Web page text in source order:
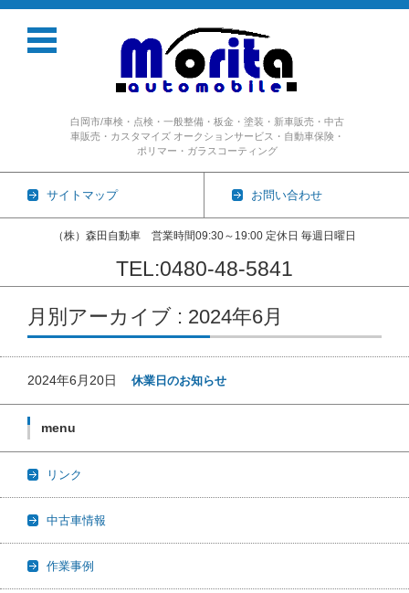
白岡市/車検・点検・一般整備・板金・塗装・新車販売・中古
車販売・カスタマイズ オークションサービス・自動車保険・
ポリマー・ガラスコーティング
サイトマップ お問い合わせ
（株）森田自動車 営業時間09:30～19:00 定休日 毎週日曜日
TEL:0480-48-5841
コンテンツに移動
月別アーカイブ : 2024年6月
2024年6月20日 休業日のお知らせ
menu
リンク
中古車情報
作業事例